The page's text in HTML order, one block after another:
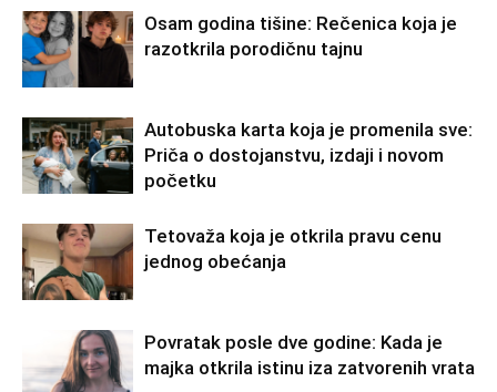
Osam godina tišine: Rečenica koja je
razotkrila porodičnu tajnu
Autobuska karta koja je promenila sve:
Priča o dostojanstvu, izdaji i novom
početku
Tetovaža koja je otkrila pravu cenu
jednog obećanja
Povratak posle dve godine: Kada je
majka otkrila istinu iza zatvorenih vrata